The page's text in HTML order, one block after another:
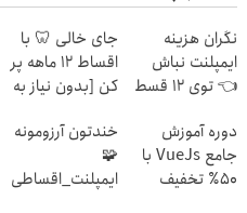
نگران هزینه
ایمپلنت نباش
👈 توی 12 قسط
جای خالی 🦷 با
اقساط 12 ماهه پر
کن [بدون نیاز به
دوره آموزش
جامع VueJs با
۵۰٪ تخفیف
خندتون آرزومونه
🧩
ایمپلنت_اقساطی